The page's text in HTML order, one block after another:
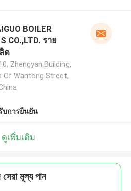
BOILER
CO.,LTD. ราย
ต
Zhengyan Building,
Of Wantong Street,
บการยืนยัน
ดูเพิ่มเติม
মূল্য পান